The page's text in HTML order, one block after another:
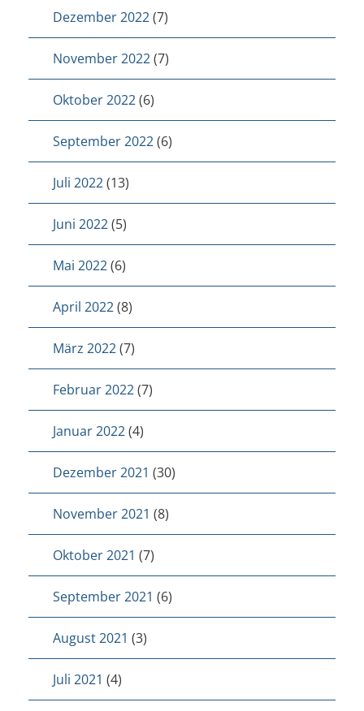
Dezember 2022(7)
November 2022(7)
Oktober 2022(6)
September 2022(6)
Juli 2022(13)
Juni 2022(5)
Mai 2022(6)
April 2022(8)
März 2022(7)
Februar 2022(7)
Januar 2022(4)
Dezember 2021 (30)
November 2021 (8)
Oktober 2021 (7)
September 2021 (6)
August 2021 (3)
Juli 2021 (4)